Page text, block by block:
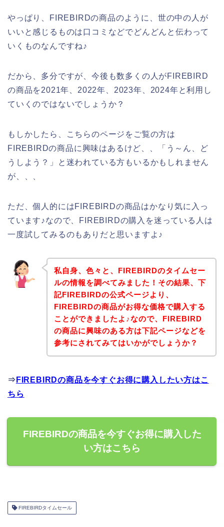
やっぱり、FIREBIRDの商品のように、世の中の人が
いいと感じるものは口コミなどでどんどんと伝わって
いくものなんですね♪
だから、多分ですが、今後も数多くの人がFIREBIRD
の商品を2021年、2022年、2023年、2024年と利用し
ていくのではないでしょうか？
もしかしたら、こちらのページをご覧の方は
FIREBIRDの商品に興味はあるけど、、「う～ん、ど
うしよう？」と迷われている方もいるかもしれません
が、、、
ただ、個人的にはFIREBIRDの商品はかなり気に入っ
ています♪なので、FIREBIRDの購入を迷っている人は
一度試してみるのもありだと思いますよ♪
私自身、色々と、FIREBIRDのタイムセー
ルの情報を調べてみました！その結果、下
記FIREBIRDの公式ページより、
FIREBIRDの商品がお得な価格で購入する
ことができましたよ♪なので、FIREBIRD
の商品に興味のある方は下記ページなどを
参考にされてみてはいかがでしょうか？
⇒ FIREBIRDの商品を今すぐお得に購入したい方はこ
ちら
FIREBIRDの商品を今すぐお得に購入した
い方はこちら
FIREBIRDタイムセール